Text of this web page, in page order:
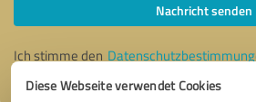
Diese Webseite verwendet Cookies
Nachricht senden
Ich stimme den